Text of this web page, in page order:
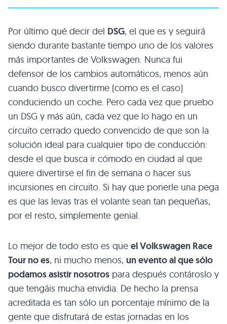
Por último qué decir del DSG, el que es y seguirá
siendo durante bastante tiempo uno de los valores
más importantes de Volkswagen. Nunca fui
defensor de los cambios automáticos, menos aún
cuando busco divertirme (como es el caso)
conduciendo un coche. Pero cada vez que pruebo
un DSG y más aún, cada vez que lo hago en un
circuito cerrado quedo convencido de que son la
solución ideal para cualquier tipo de conducción:
desde el que busca ir cómodo en ciudad al que
quiere divertirse el fin de semana o hacer sus
incursiones en circuito. Si hay que ponerle una pega
es que las levas tras el volante sean tan pequeñas,
por el resto, simplemente genial.
Lo mejor de todo esto es que el Volkswagen Race
Tour no es, ni mucho menos, un evento al que sólo
podamos asistir nosotros para después contároslo y
que tengáis mucha envidia. De hecho la prensa
acreditada es tan sólo un porcentaje mínimo de la
gente que disfrutará de estas jornadas en los